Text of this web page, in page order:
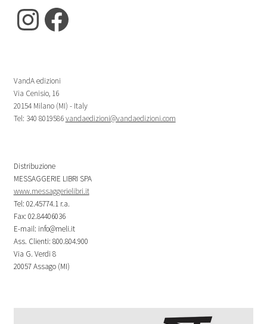
Instagram
Facebook
VandA edizioni
Via Cenisio, 16
20154 Milano (MI) - Italy
Tel: 340 8019586vandaedizioni@vandaedizioni.com
Distribuzione
MESSAGGERIE LIBRI SPA
www.messaggerielibri.it
Tel: 02.45774.1 r.a.
Fax: 02.84406036
E-mail: info@meli.it
Ass. Clienti: 800.804.900
Via G. Verdi 8
20057 Assago (MI)